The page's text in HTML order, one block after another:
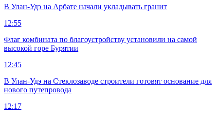
В Улан-Удэ на Арбате начали укладывать гранит
12:55
Флаг комбината по благоустройству установили на самой
высокой горе Бурятии
12:45
В Улан-Удэ на Стеклозаводе строители готовят основание для
нового путепровода
12:17